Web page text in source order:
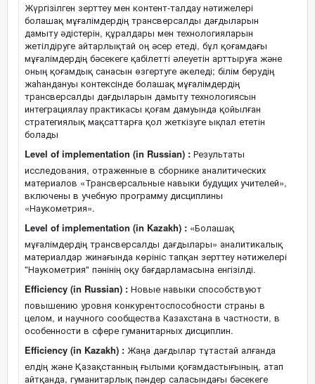
Жүргізілген зерттеу мен контент-талдау нәтижелері
болашақ мұғалімдердің трансверсалды дағдыларын
дамыту әдістерін, құралдары мен технологияларын
жетілдіруге айтарлықтай оң әсер етеді, бұл қоғамдағы
мұғалімдердің бәсекеге қабілетті әлеуетін арттыруға және
оның қоғамдық санасын өзгертуге әкеледі; білім берудің
жаһандануы контексінде болашақ мұғалімдердің
трансверсалды дағдыларын дамыту технологиясын
интеграциялау практикасы қоғам дамуында қойылған
стратегиялық мақсаттарға қол жеткізуге ықпал ететін
болады
Level of implementation (in Russian) : Результаты
исследования, отраженные в сборнике аналитических
материалов «Трансверсальные навыки будущих учителей»,
включены в учебную программу дисциплины
«Наукометрия».
Level of implementation (in Kazakh) : «Болашақ
мұғалімдердің трансверсалды дағдылары» аналитикалық
материалдар жинағында көрініс тапқан зерттеу нәтижелері
"Наукометрия" пәнінің оқу бағдарламасына енгізілді.
Efficiency (in Russian) : Новые навыки способствуют
повышению уровня конкурентоспособности страны в
целом, и научного сообщества Казахстана в частности, в
особенности в сфере гуманитарных дисциплин.
Efficiency (in Kazakh) : Жаңа дағдылар тұтастай алғанда
елдің және Қазақстанның ғылыми қоғамдастығының, атап
айтқанда, гуманитарлық пәндер саласындағы бәсекеге